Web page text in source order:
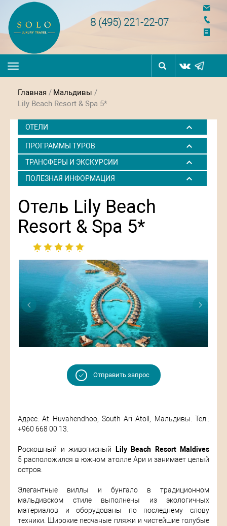
8 (495) 221-22-07
Toggle
navigation
Главная / Мальдивы /
Lily Beach Resort & Spa 5*
ОТЕЛИ
ПРОГРАММЫ ТУРОВ
ТРАНСФЕРЫ И ЭКСКУРСИИ
ПОЛЕЗНАЯ ИНФОРМАЦИЯ
Отель Lily Beach
Resort & Spa 5*
Отправить запрос
Адрес: At Huvahendhoo, South Ari Atoll, Мальдивы. Тел.:
+960 668 00 13.
Роскошный и живописный
Lily Beach Resort Maldives
5 расположился в южном атолле Ари и занимает целый
остров.
Элегантные виллы и бунгало в традиционном
мальдивском стиле выполнены из экологичных
материалов и оборудованы по последнему слову
техники. Широкие песчаные пляжи и чистейшие голубые